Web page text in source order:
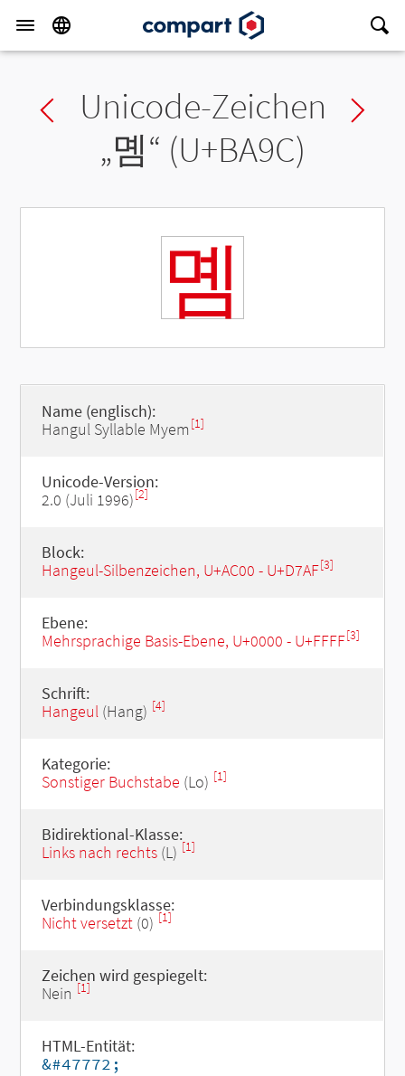
Previous char
Unicode-Zeichen
„몜“ (U+BA9C)
몜
Name (englisch):
Hangul Syllable Myem [1]
Unicode-Version:
2.0 (Juli 1996)[2]
Block:
Hangeul-Silbenzeichen, U+AC00 - U+D7AF[3]
Ebene:
Mehrsprachige Basis-Ebene, U+0000 - U+FFFF[3]
Schrift:
Hangeul(Hang) [4]
Kategorie:
Sonstiger Buchstabe (Lo) [1]
Bidirektional-Klasse:
Links nach rechts(L) [1]
Verbindungsklasse:
Nicht versetzt(0) [1]
Zeichen wird gespiegelt:
Nein [1]
HTML-Entität:
&#47772;